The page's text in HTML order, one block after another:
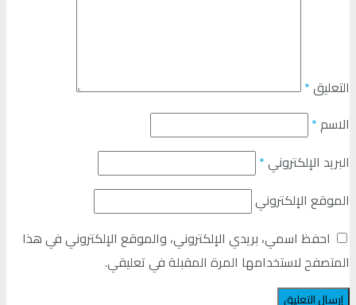
التعليق*
الاسم*
البريد الإلكتروني*
الموقع الإلكتروني
احفظ اسمي، بريدي الإلكتروني، والموقع الإلكتروني في هذا
المتصفح لاستخدامها المرة المقبلة في تعليقي.